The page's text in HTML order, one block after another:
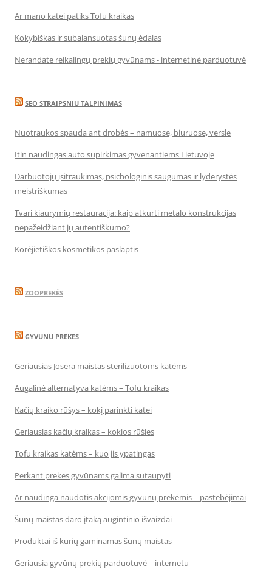
Ar mano katei patiks Tofu kraikas
Kokybiškas ir subalansuotas šunų ėdalas
Nerandate reikalingų prekių gyvūnams - internetinė parduotuvė
SEO STRAIPSNIU TALPINIMAS
Nuotraukos spauda ant drobės – namuose, biuruose, versle
Itin naudingas auto supirkimas gyvenantiems Lietuvoje
Darbuotojų įsitraukimas, psichologinis saugumas ir lyderystės
meistriškumas
Tvari kiaurymių restauracija: kaip atkurti metalo konstrukcijas
nepažeidžiant jų autentiškumo?
Korėjietiškos kosmetikos paslaptis
ZOOPREKĖS
GYVUNU PREKES
Geriausias Josera maistas sterilizuotoms katėms
Augalinė alternatyva katėms – Tofu kraikas
Kačių kraiko rūšys – kokį parinkti katei
Geriausias kačių kraikas – kokios rūšies
Tofu kraikas katėms – kuo jis ypatingas
Perkant prekes gyvūnams galima sutaupyti
Ar naudinga naudotis akcijomis gyvūnų prekėmis – pastebėjimai
Šunų maistas daro įtaką augintinio išvaizdai
Produktai iš kurių gaminamas šunų maistas
Geriausia gyvūnų prekių parduotuvė – internetu